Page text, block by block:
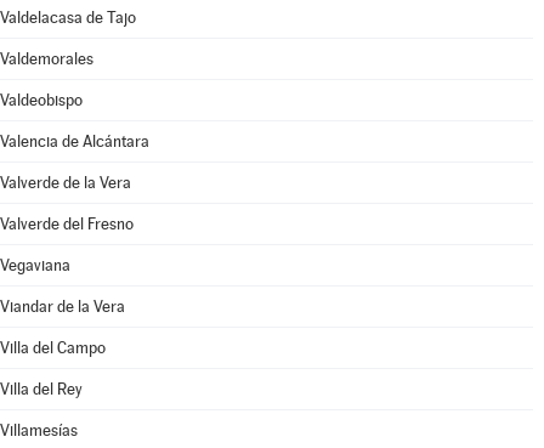
Valdelacasa de Tajo
Valdemorales
Valdeobispo
Valencia de Alcántara
Valverde de la Vera
Valverde del Fresno
Vegaviana
Viandar de la Vera
Villa del Campo
Villa del Rey
Villamesías